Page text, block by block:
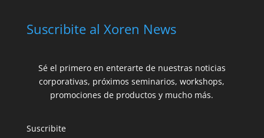
Suscribite al Xoren News
Sé el primero en enterarte de nuestras noticias
corporativas, próximos seminarios, workshops,
promociones de productos y mucho más.
Suscribite